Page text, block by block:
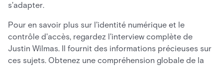
s'adapter.
Pour en savoir plus sur l'identité numérique et le
contrôle d'accès, regardez l'interview complète de
Justin Wilmas. Il fournit des informations précieuses sur
ces sujets. Obtenez une compréhension globale de la